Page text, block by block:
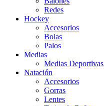
Redes
Hockey
Accesorios
Bolas
Palos
Medias
Medias Deportivas
Natación
Accesorios
Gorras
Lentes